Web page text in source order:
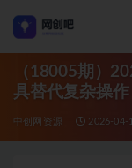
（18005期）
具替代复杂操
圈
中创网资源 2026-04-